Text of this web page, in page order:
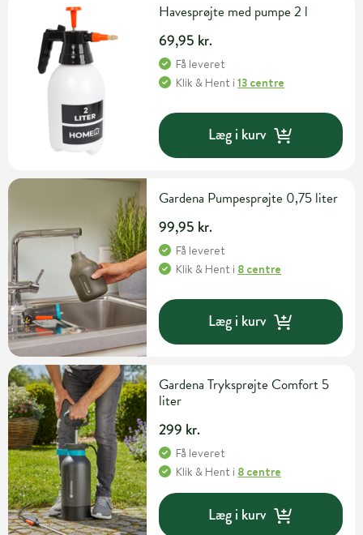
Havesprøjte med pumpe 2 l
69,95 kr.
Få leveret
Klik & Hent i13 centre
Læg i kurv
Gardena Pumpesprøjte 0,75 liter
99,95 kr.
Få leveret
Klik & Hent i 8 centre
Læg i kurv
Gardena Tryksprøjte Comfort 5
liter
299 kr.
Få leveret
Klik & Hent i 8 centre
Læg i kurv